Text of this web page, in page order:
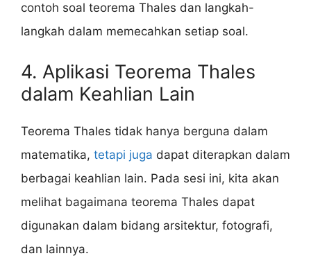
contoh soal teorema Thales dan langkah-
langkah dalam memecahkan setiap soal.
4. Aplikasi Teorema Thales
dalam Keahlian Lain
Teorema Thales tidak hanya berguna dalam
matematika, tetapi juga dapat diterapkan dalam
berbagai keahlian lain. Pada sesi ini, kita akan
melihat bagaimana teorema Thales dapat
digunakan dalam bidang arsitektur, fotografi,
dan lainnya.